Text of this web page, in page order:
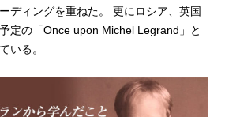
ディングを重ねた。 更にロシア、英国
定の「Once upon Michel Legrand」と
いる。